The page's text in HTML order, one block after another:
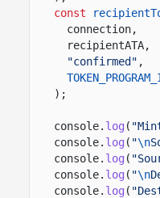
const
connection,
recipientATA,
"confirmed" ,
);
console. log (
console. log ( "\n
console. log (
console. log ( "\n
console. log (